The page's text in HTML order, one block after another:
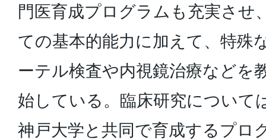
門医育成プログラムも充実させ
ての基本的能力に加えて、特殊
ーテル検査や内視鏡治療などを
始している。臨床研究について
神戸大学と共同で育成するプロ